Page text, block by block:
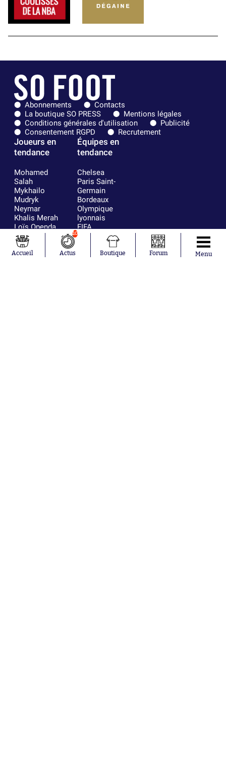
Abonnements
Contacts
La boutique SO PRESS
Mentions légales
Conditions générales d'utilisation
Publicité
Consentement RGPD
Recrutement
Joueurs en
tendance
Mohamed
Salah
Mykhailo
Mudryk
Neymar
Khalis Merah
Loïs Openda
Moussa
Niakhaté
Nicolás
Équipes en
tendance
Chelsea
Paris Saint-
Germain
Bordeaux
Olympique
lyonnais
FIFA
Real Madrid
RC Strasbourg
AC Milan
Accueil
10
Actus Boutique Forum Menu